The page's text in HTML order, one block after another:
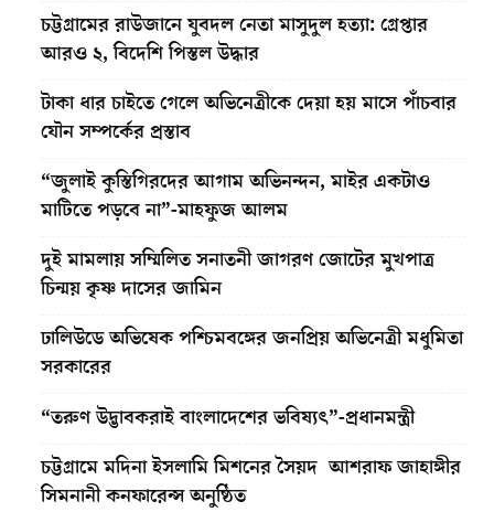
চট্টগ্রামের রাউজানে যুবদল নেতা মাসুদুল হত্যা: গ্রেপ্তার
আরও ২, বিদেশি পিস্তল উদ্ধার
টাকা ধার চাইতে গেলে অভিনেত্রীকে দেয়া হয় মাসে পাঁচবার
যৌন সম্পর্কের প্রস্তাব
“জুলাই কুস্তিগিরদের আগাম অভিনন্দন, মাইর একটাও
মাটিতে পড়বে না”-মাহফুজ আলম
দুই মামলায় সম্মিলিত সনাতনী জাগরণ জোটের মুখপাত্র
চিন্ময় কৃষ্ণ দাসের জামিন
ঢালিউডে অভিষেক পশ্চিমবঙ্গের জনপ্রিয় অভিনেত্রী মধুমিতা
সরকারের
“তরুণ উদ্ভাবকরাই বাংলাদেশের ভবিষ্যৎ”-প্রধানমন্ত্রী
চট্টগ্রামে মদিনা ইসলামি মিশনের সৈয়দ আশরাফ জাহাঙ্গীর
সিমনানী কনফারেন্স অনুষ্ঠিত